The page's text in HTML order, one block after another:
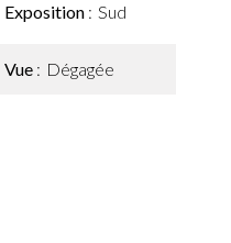
Exposition Sud
Vue Dégagée